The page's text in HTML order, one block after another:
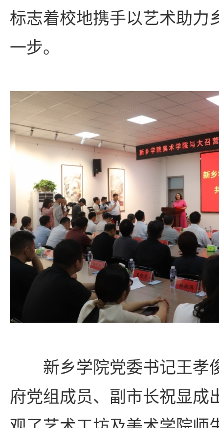
标志着校地携手以艺术助力
一步。
新乡学院党委书记王孝
府党组成员、副市长祝显成